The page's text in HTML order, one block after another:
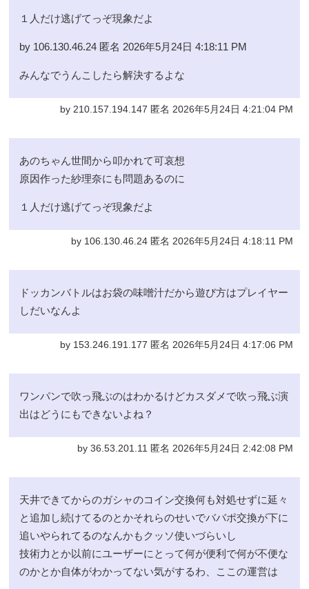
１人だけ逃げてっぞ現象だよ
by 106.130.46.24 匿名 2026年5月24日 4:18:11 PM
みんなでうんこしたら解決するよな
by 210.157.194.147 匿名 2026年5月24日 4:21:04 PM
あのちゃん世間から叩かれて可哀想
原因作った紗理奈にも問題あるのに
１人だけ逃げてっぞ現象だよ
by 106.130.46.24 匿名 2026年5月24日 4:18:11 PM
ドッカンバトルはお袋の味噌汁だから遊び方はプレイヤー
しだいなんよ
by 153.246.191.177 匿名 2026年5月24日 4:17:06 PM
ワンパンで吹っ飛ぶのはわかるけどカスダメで吹っ飛ぶ演
出はどうにもできないよね？
by 36.53.201.11 匿名 2026年5月24日 2:42:08 PM
天井できてからのガシャのコイン交換何も対処せずに延々
と追加し続けてるのとかそれらのせいでババポ交換が下に
追いやられてるのなんかもクッソ使いづらいし
技術力とか以前にユーザーにとって何が便利で何が不便な
のかとか自体がわかってない気がするわ、ここの運営は